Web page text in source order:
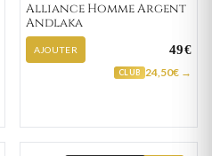
Alliance Homme Argent
Andlaka
AJOUTER 49€
CLUB 24,50€ →